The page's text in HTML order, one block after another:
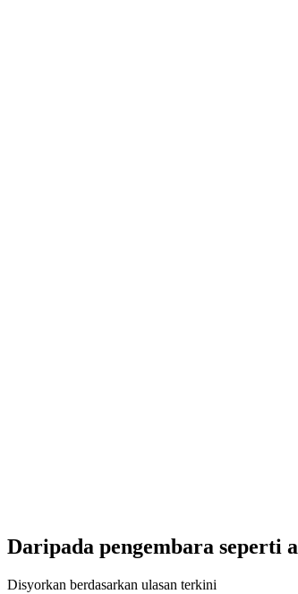
Daripada pengembara seperti
Disyorkan berdasarkan ulasan terkini